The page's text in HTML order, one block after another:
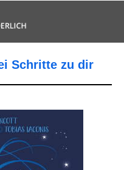
Schritte zu dir